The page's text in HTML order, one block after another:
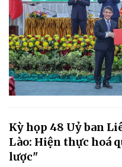
Kỳ họp 48 Uỷ ban
Lào: Hiện thực hoá
lược"